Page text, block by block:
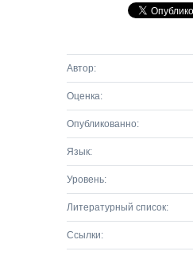
Автор:
Оценка:
Опубликованно:
Язык:
Уровень:
Литературный список:
Ссылки: